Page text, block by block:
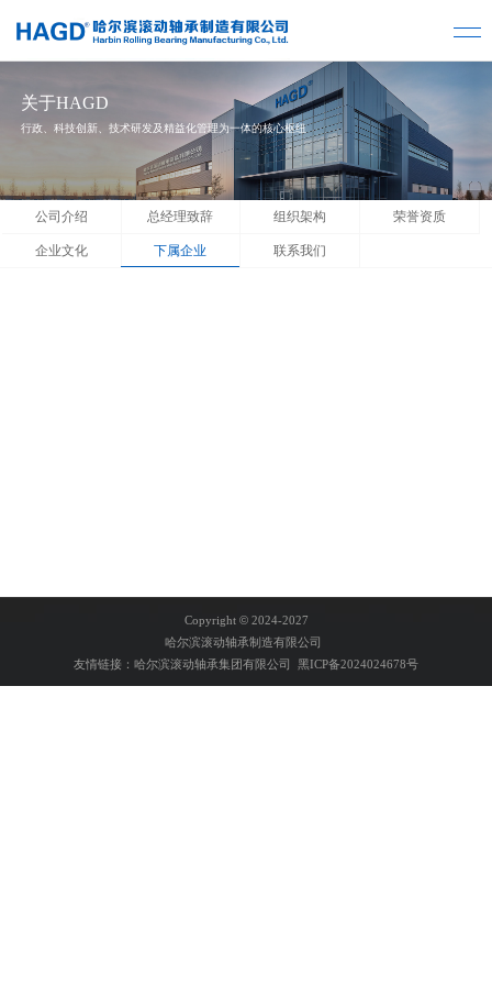
关于HAGD
行政、科技创新、技术研发及精益化管理为一体的核心枢纽
公司介绍 总经理致辞 组织架构 荣誉资质
企业文化 下属企业 联系我们
Copyright ©2024-2027
哈尔滨滚动轴承制造有限公司
友情链接： 哈尔滨滚动轴承集团有限公司 黑ICP备2024024678号